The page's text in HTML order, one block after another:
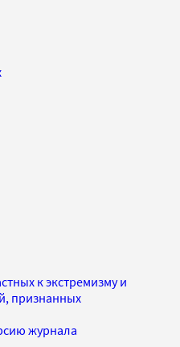
к экстремизму и
признанных
журнала